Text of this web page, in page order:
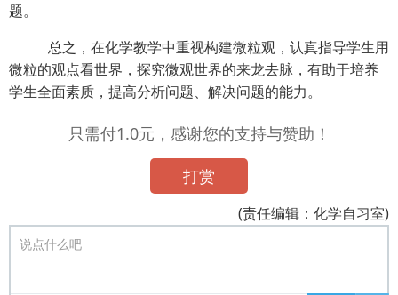
题。
总之，在化学教学中重视构建微粒观，认真指导学生用
微粒的观点看世界，探究微观世界的来龙去脉，有助于培养
学生全面素质，提高分析问题、解决问题的能力。
只需付1.0元，感谢您的支持与赞助！
打赏
(责任编辑：化学自习室)
说点什么吧